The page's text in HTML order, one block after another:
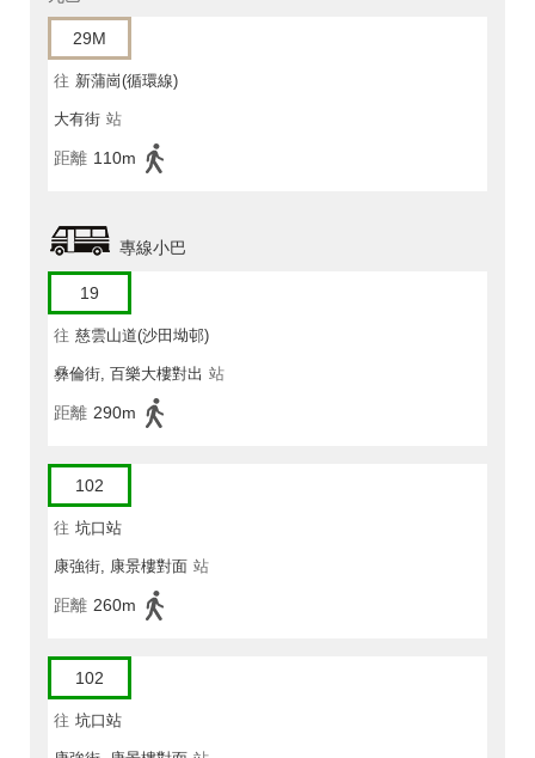
29M
往 新蒲崗(循環線)
大有街 站
距離 110m
專線小巴
19
往 慈雲山道(沙田坳邨)
彝倫街, 百樂大樓對出 站
距離 290m
102
往 坑口站
康強街, 康景樓對面 站
距離 260m
102
往 坑口站